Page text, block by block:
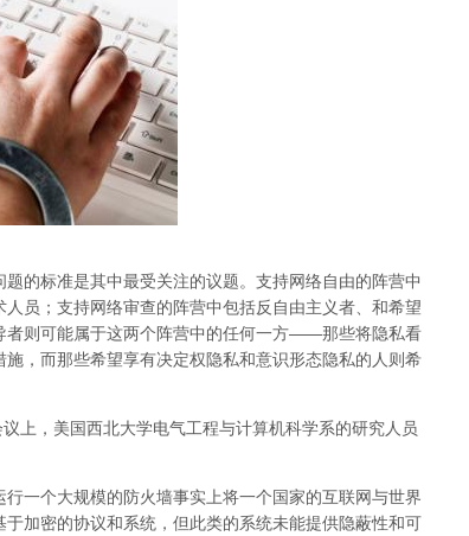
的标准是其中最受关注的议题。支持网络自由的阵营中
员；支持网络审查的阵营中包括反自由主义者、和希望
者则可能属于这两个阵营中的任何一方——那些将隐私看
，而那些希望享有决定权隐私和意识形态隐私的人则希
上，美国西北大学电气工程与计算机科学系的研究人员
一个大规模的防火墙事实上将一个国家的互联网与世界
加密的协议和系统，但此类的系统未能提供隐蔽性和可